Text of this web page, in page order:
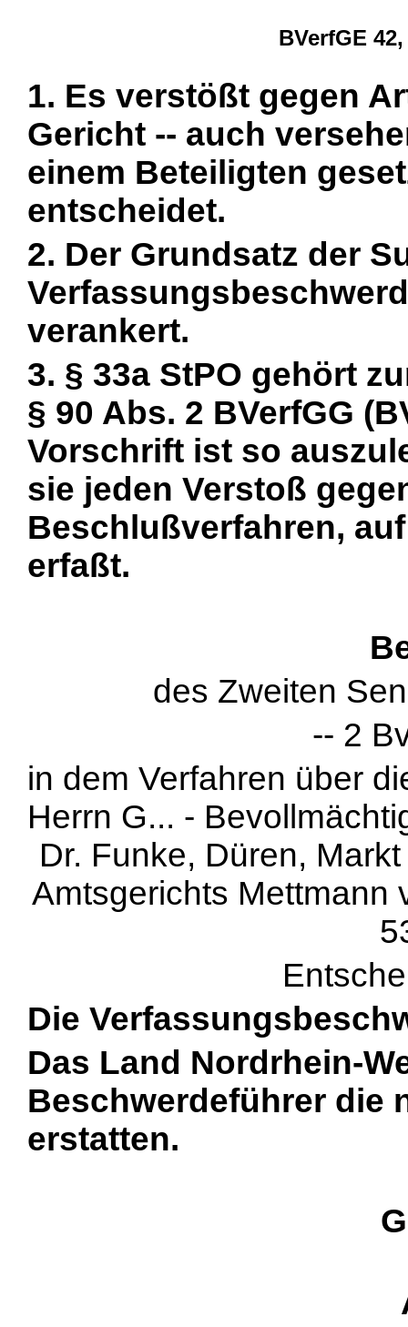
BVerfGE
1. Es verstößt gegen
Gericht -- auch
einem Beteiligten
entscheidet.
2. Der Grundsatz der
verankert.
3. § 33a StPO gehört
§ 90 Abs. 2 BVerfGG
Vorschrift ist so
sie jeden Verstoß
Beschlußverfahren,
erfaßt.
des Zweiten
-- 2
in dem Verfahren über
Herrn G... -
Dr. Funke, Düren,
Amtsgerichts Mettmann
Die
Das Land Nordrhein-
Beschwerdeführer die
erstatten.